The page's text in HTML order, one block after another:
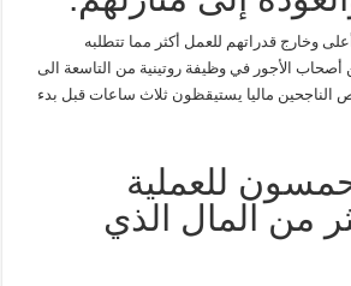
وخارج قدراتهم للعمل أكثر مما تتطلبه
أصحاب الأجور في وظيفة روتينية من التاسعة الى
الأشخاص الناجحين ماليا يستيقظون ثلاث ساعات قبل بدء
للعملية
من المال الذي